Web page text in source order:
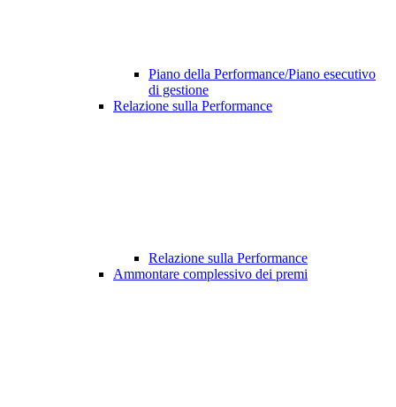
Piano della Performance/Piano esecutivo
di gestione
Relazione sulla Performance
Relazione sulla Performance
Ammontare complessivo dei premi